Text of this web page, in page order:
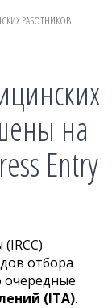
РАБОТНИКОВ
на
Entry
отбора
очередные
(ITA).